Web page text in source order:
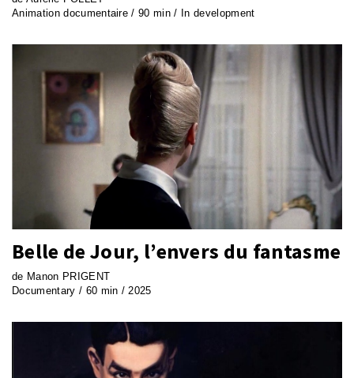
Animation documentaire / 90 min / In development
Belle de Jour, l’envers du fantasme
de Manon PRIGENT
Documentary / 60 min / 2025